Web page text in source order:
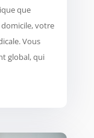
que
votre
Vous
global, qui